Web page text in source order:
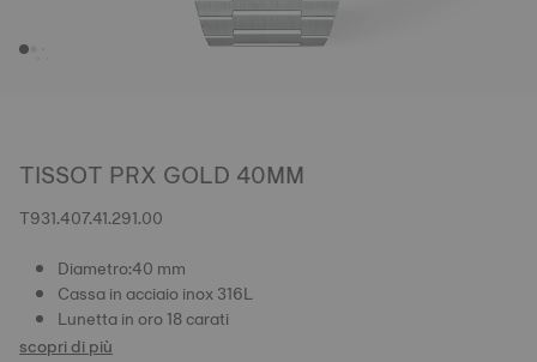
TISSOT PRX GOLD 40MM
T931.407.41.291.00
Diametro:40 mm
Cassa in acciaio inox 316L
Lunetta in oro 18 carati
scopri di più